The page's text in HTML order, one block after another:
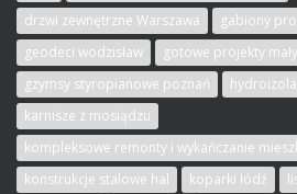
drzwi zewnętrzne Warszawa
gabiony
geodeci wodzisław
gotowe projekty
gzymsy styropianowe poznań
karnisze z mosiądzu
kompleksowe remonty i wykańczanie
konstrukcje stalowe hal
koparki łódź